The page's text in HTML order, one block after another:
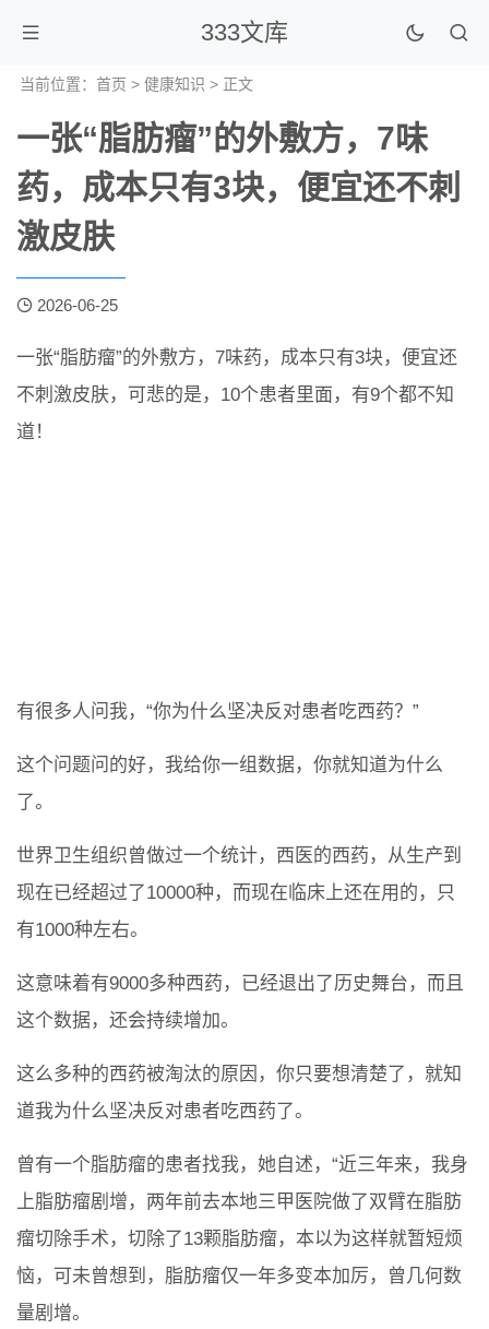
333文库
当前位置： 首页 > 健康知识 > 正文
一张“脂肪瘤”的外敷方，7味
药，成本只有3块，便宜还不刺
激皮肤
2026-06-25
一张“脂肪瘤”的外敷方，7味药，成本只有3块，便宜还
不刺激皮肤，可悲的是，10个患者里面，有9个都不知
道！
有很多人问我，“你为什么坚决反对患者吃西药？”
这个问题问的好，我给你一组数据，你就知道为什么
了。
世界卫生组织曾做过一个统计，西医的西药，从生产到
现在已经超过了10000种，而现在临床上还在用的，只
有1000种左右。
这意味着有9000多种西药，已经退出了历史舞台，而且
这个数据，还会持续增加。
这么多种的西药被淘汰的原因，你只要想清楚了，就知
道我为什么坚决反对患者吃西药了。
曾有一个脂肪瘤的患者找我，她自述，“近三年来，我身
上脂肪瘤剧增，两年前去本地三甲医院做了双臂在脂肪
瘤切除手术，切除了13颗脂肪瘤，本以为这样就暂短烦
恼，可未曾想到，脂肪瘤仅一年多变本加厉，曾几何数
量剧增。